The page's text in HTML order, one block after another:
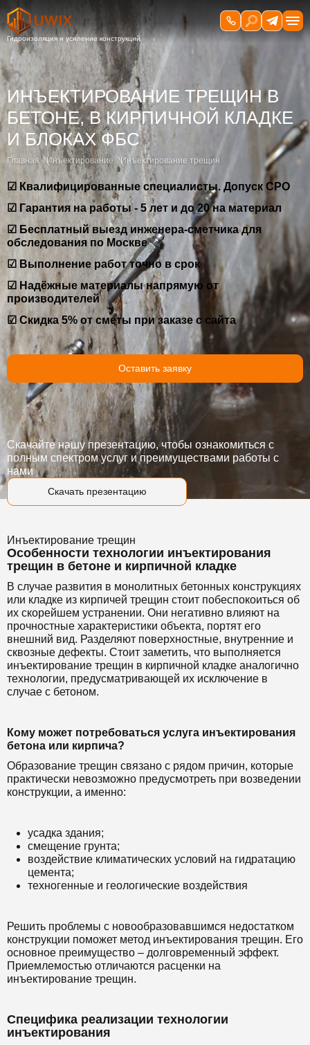
ИНЪЕКТИРОВАНИЕ ТРЕЩИН В
БЕТОНЕ, В КИРПИЧНОЙ КЛАДКЕ
И БЛОКАХ ФБС
Главная Инъектирование Инъектирование трещин
☑ Квалифицированные специалисты. Допуск СРО
☑ Гарантия на работы - 5 лет и до 20 на материал
☑ Бесплатный выезд инженера-сметчика для
обследования по Москве
☑ Выполнение работ точно в срок
☑ Надёжные материалы напрямую от
производителей
☑ Скидка 5% от сметы при заказе с сайта
Оставить заявку
Скачать презентацию
Скачайте нашу презентацию, чтобы ознакомиться с
полным спектром услуг и преимуществами работы с
нами
Инъектирование трещин
Особенности технологии инъектирования
трещин в бетоне и кирпичной кладке
В случае развития в монолитных бетонных конструкциях
или кладке из кирпичей трещин стоит побеспокоиться об
их скорейшем устранении. Они негативно влияют на
прочностные характеристики объекта, портят его
внешний вид. Разделяют поверхностные, внутренние и
сквозные дефекты. Стоит заметить, что выполняется
инъектирование трещин в кирпичной кладке аналогично
технологии, предусматривающей их исключение в
случае с бетоном.
Кому может потребоваться услуга инъектирования
бетона или кирпича?
Образование трещин связано с рядом причин, которые
практически невозможно предусмотреть при возведении
конструкции, а именно:
усадка здания;
смещение грунта;
воздействие климатических условий на гидратацию
цемента;
техногенные и геологические воздействия
Решить проблемы с новообразовавшимся недостатком
конструкции поможет метод инъектирования трещин. Его
основное преимущество – долговременный эффект.
Приемлемостью отличаются расценки на
инъектирование трещин.
Специфика реализации технологии
инъектирования